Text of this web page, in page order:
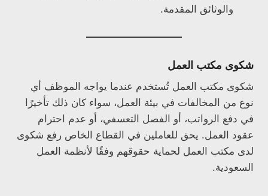
والوثائق المقدمة.
شكوى مكتب العمل
شكوى مكتب العمل تُستخدم عندما يواجه الموظف أي
نوع من المخالفات في بيئة العمل، سواء كان ذلك تأخيرًا
في دفع الرواتب، أو الفصل التعسفي، أو عدم احترام
عقود العمل. يحق للعاملين في القطاع الخاص رفع شكوى
لدى مكتب العمل لحماية حقوقهم وفقًا لأنظمة العمل
السعودية.